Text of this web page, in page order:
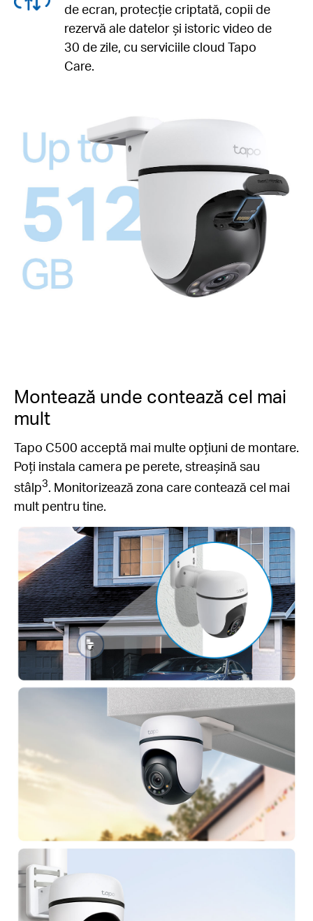
de ecran, protecție criptată, copii de
rezervă ale datelor și istoric video de
30 de zile, cu serviciile cloud Tapo
Care.
Montează unde contează cel mai
mult
Tapo C500 acceptă mai multe opțiuni de montare.
Poți instala camera pe perete, streașină sau
stâlp3. Monitorizează zona care contează cel mai
mult pentru tine.